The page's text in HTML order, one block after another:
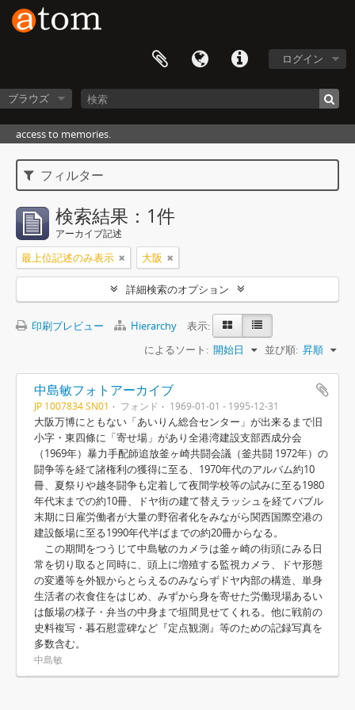
ログイン
ブラウズ
access to memories.
フィルター
検索結果：1件
アーカイブ記述
最上位記述のみ表示 大阪
詳細検索のオプション
印刷プレビュー Hierarchy
表示:
によるソート: 開始日 並び順: 昇順
中島敏フォトアーカイブ
JP 1007834 SN01 フォンド 1969-01-01 - 1995-12-31
大阪万博にともない「あいりん総合センター」が出来るまで旧
小字・東四條に「寄せ場」があり全港湾建設支部西成分会
（1969年）暴力手配師追放釜ヶ崎共闘会議（釜共闘 1972年）の
闘争等を経て諸権利の獲得に至る、1970年代のアルバム約10
冊、夏祭りや越冬闘争も定着して夜間学校等の試みに至る1980
年代末までの約10冊、ドヤ街の建て替えラッシュを経てバブル
末期に日雇労働者が大量の野宿者化をみながら関西国際空港の
建設飯場に至る1990年代半ばまでの約20冊からなる。
この期間をつうじて中島敏のカメラは釜ヶ崎の街頭にみる日
常を切り取ると同時に、頭上に増殖する監視カメラ、ドヤ形態
の変遷等を外観からとらえるのみならずドヤ内部の構造、単身
生活者の衣食住をはじめ、みずから身を寄せた労働現場あるい
は飯場の様子・弁当の中身まで垣間見せてくれる。他に戦前の
史料複写・暮石慰霊碑など『定点観測』等のための記録写真を
多数含む。
中島敏